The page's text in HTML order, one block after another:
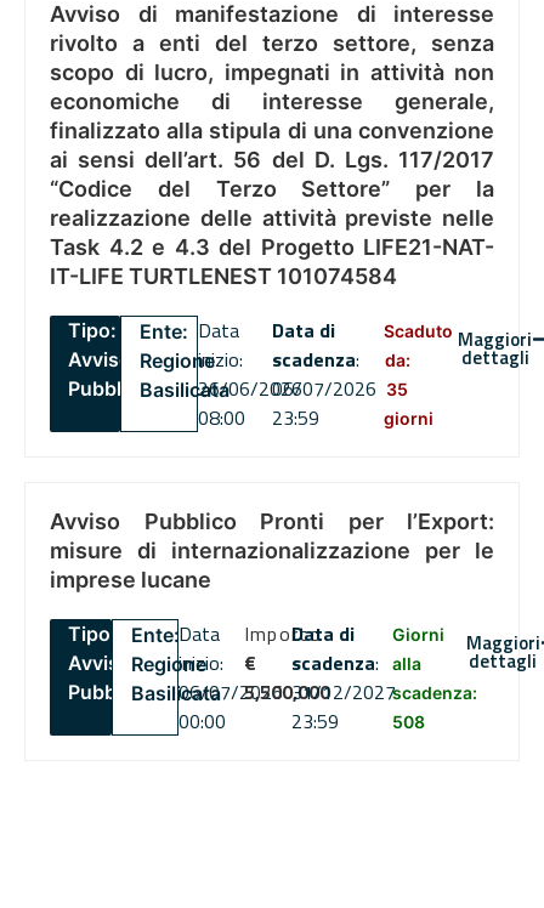
Avviso di manifestazione di interesse
rivolto a enti del terzo settore, senza
scopo di lucro, impegnati in attività non
economiche di interesse generale,
finalizzato alla stipula di una convenzione
ai sensi dell’art. 56 del D. Lgs. 117/2017
“Codice del Terzo Settore” per la
realizzazione delle attività previste nelle
Task 4.2 e 4.3 del Progetto LIFE21-NAT-
IT-LIFE TURTLENEST 101074584
Tipo:
Avviso
Pubblico
Ente:
Regione
Basilicata
Data
inizio:
26/06/2026
08:00
Data di
scadenza:
06/07/2026
23:59
Scaduto
da:
35
giorni
Maggiori
dettagli
Avviso Pubblico Pronti per l’Export:
misure di internazionalizzazione per le
imprese lucane
Tipo:
Avviso
Pubblico
Ente:
Regione
Basilicata
Data
inizio:
06/07/2026
00:00
Importo
€
5,500,000
Data di
scadenza:
31/12/2027
23:59
Giorni
alla
scadenza:
508
Maggiori
dettagli